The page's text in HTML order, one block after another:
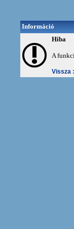
Információ
Hiba
A
Vissza